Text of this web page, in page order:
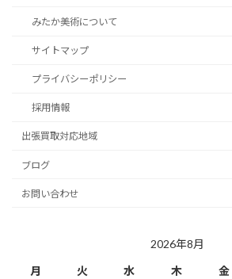
みたか美術について
サイトマップ
プライバシーポリシー
採用情報
出張買取対応地域
ブログ
お問い合わせ
2026年8月
月
火 水 木 金